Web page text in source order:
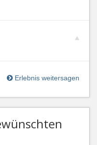
Erlebnis weitersagen